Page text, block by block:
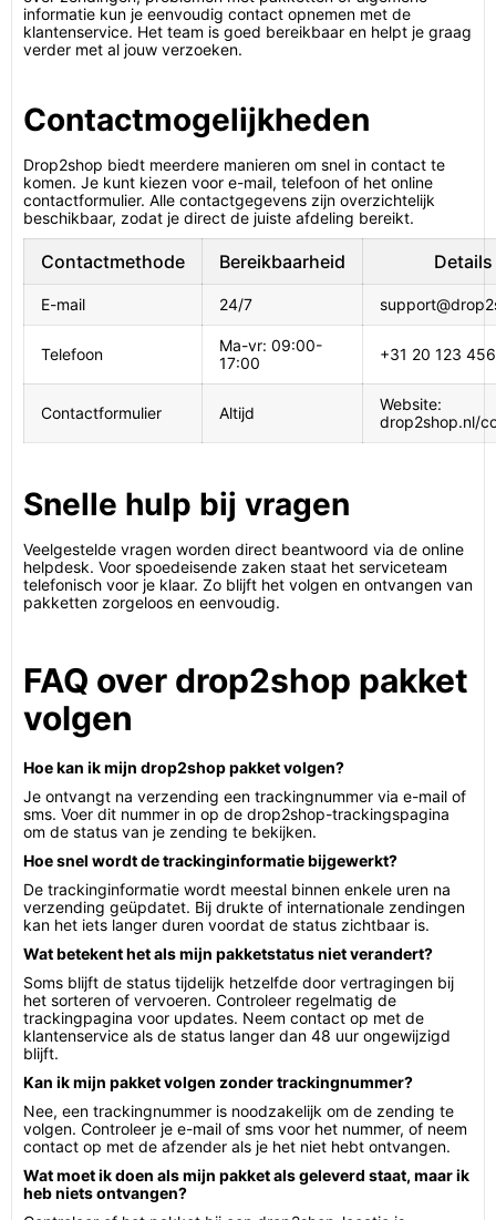
informatie kun je eenvoudig contact opnemen met de
klantenservice. Het team is goed bereikbaar en helpt je graag
verder met al jouw verzoeken.
Contactmogelijkheden
Drop2shop biedt meerdere manieren om snel in contact te
komen. Je kunt kiezen voor e-mail, telefoon of het online
contactformulier. Alle contactgegevens zijn overzichtelijk
beschikbaar, zodat je direct de juiste afdeling bereikt.
Contactmethode Bereikbaarheid Details
E-mail 24/7
Telefoon
Ma-vr: 09:00-
17:00
+31 20 123
Contactformulier Altijd
Website:
drop2shop.nl/
Snelle hulp bij vragen
Veelgestelde vragen worden direct beantwoord via de online
helpdesk. Voor spoedeisende zaken staat het serviceteam
telefonisch voor je klaar. Zo blijft het volgen en ontvangen van
pakketten zorgeloos en eenvoudig.
FAQ over drop2shop pakket
volgen
Hoe kan ik mijn drop2shop pakket volgen?
Je ontvangt na verzending een trackingnummer via e-mail of
sms. Voer dit nummer in op de drop2shop-trackingspagina
om de status van je zending te bekijken.
Hoe snel wordt de trackinginformatie bijgewerkt?
De trackinginformatie wordt meestal binnen enkele uren na
verzending geüpdatet. Bij drukte of internationale zendingen
kan het iets langer duren voordat de status zichtbaar is.
Wat betekent het als mijn pakketstatus niet verandert?
Soms blijft de status tijdelijk hetzelfde door vertragingen bij
het sorteren of vervoeren. Controleer regelmatig de
trackingpagina voor updates. Neem contact op met de
klantenservice als de status langer dan 48 uur ongewijzigd
blijft.
Kan ik mijn pakket volgen zonder trackingnummer?
Nee, een trackingnummer is noodzakelijk om de zending te
volgen. Controleer je e-mail of sms voor het nummer, of neem
contact op met de afzender als je het niet hebt ontvangen.
Wat moet ik doen als mijn pakket als geleverd staat, maar ik
heb niets ontvangen?